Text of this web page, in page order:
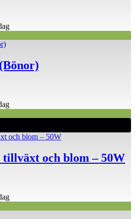
och blom – 50W